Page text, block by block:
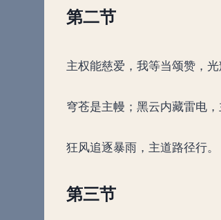
第二节
主权能慈爱，我等当颂赞，光
穹苍是主幔；黑云内藏雷电，
狂风追逐暴雨，主道路径行。
第三节